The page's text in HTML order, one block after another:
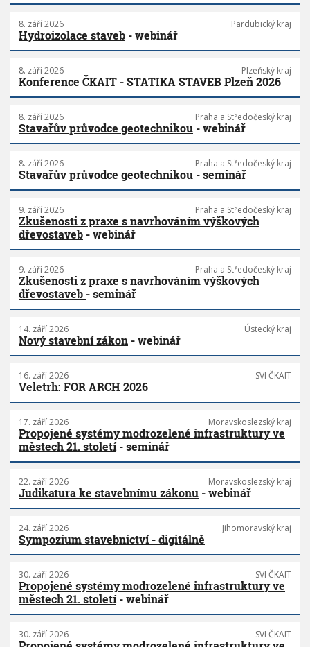
8. září 2026 Pardubický kraj
Hydroizolace staveb - webinář
8. září 2026 Plzeňský kraj
Konference ČKAIT - STATIKA STAVEB Plzeň 2026
8. září 2026 Praha a Středočeský kraj
Stavařův průvodce geotechnikou - webinář
8. září 2026 Praha a Středočeský kraj
Stavařův průvodce geotechnikou - seminář
9. září 2026 Praha a Středočeský kraj
Zkušenosti z praxe s navrhováním výškových
dřevostaveb - webinář
9. září 2026 Praha a Středočeský kraj
Zkušenosti z praxe s navrhováním výškových
dřevostaveb - seminář
14. září 2026 Ústecký kraj
Nový stavební zákon - webinář
16. září 2026 SVI ČKAIT
Veletrh: FOR ARCH 2026
17. září 2026 Moravskoslezský kraj
Propojené systémy modrozelené infrastruktury ve
městech 21. století- seminář
22. září 2026 Moravskoslezský kraj
Judikatura ke stavebnímu zákonu - webinář
24. září 2026 Jihomoravský kraj
Sympozium stavebnictví - digitálně
30. září 2026 SVI ČKAIT
Propojené systémy modrozelené infrastruktury ve
městech 21. století- webinář
30. září 2026 SVI ČKAIT